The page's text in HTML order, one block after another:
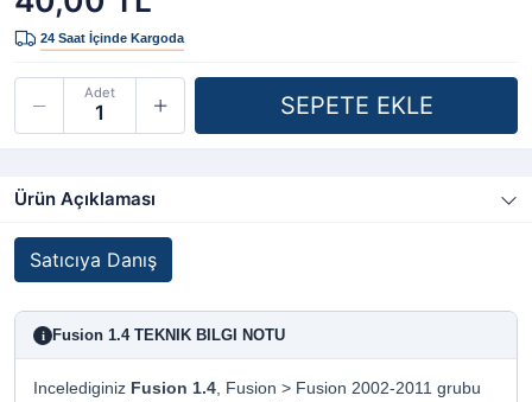
Adet
Ürün Açıklaması
Satıcıya Danış
i Fusion 1.4 TEKNIK BILGI NOTU
Incelediginiz Fusion 1.4, Fusion > Fusion 2002-2011 grubu